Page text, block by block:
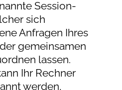
Session-
sich
Anfragen Ihres
gemeinsamen
lassen.
Ihr Rechner
werden,